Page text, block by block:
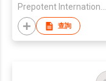
Prepotent International Inc
查詢